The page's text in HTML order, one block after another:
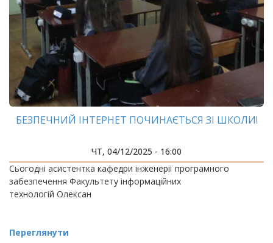
БЕЗПЕЧНИЙ ІНТЕРНЕТ ПОЧИНАЄТЬСЯ ЗІ ШКОЛИ!
ЧТ, 04/12/2025 - 16:00
Сьогодні асистентка кафедри інженерії програмного
забезпечення Факультету інформаційних
технологій Олексан
Переглянути